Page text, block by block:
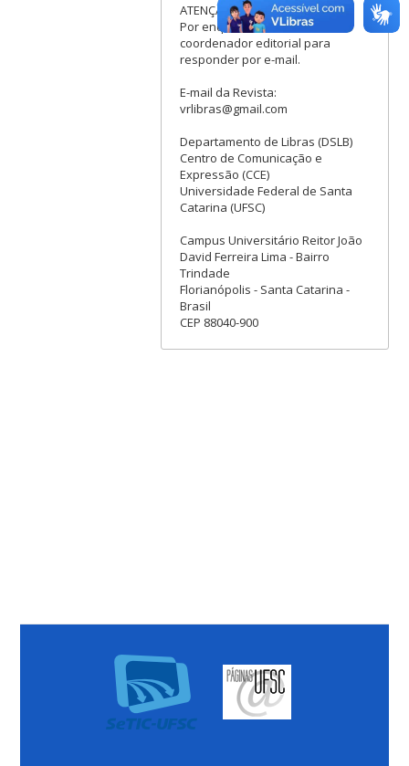
ATENÇÃO:
Por enquanto, não temos
coordenador editorial para
responder por e-mail.
E-mail da Revista:
vrlibras@gmail.com
Departamento de Libras (DSLB)
Centro de Comunicação e
Expressão (CCE)
Universidade Federal de Santa
Catarina (UFSC)
Campus Universitário Reitor João
David Ferreira Lima - Bairro
Trindade
Florianópolis - Santa Catarina -
Brasil
CEP 88040-900